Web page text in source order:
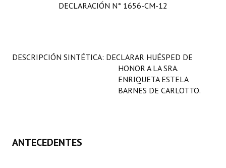
Comisiones Especiales
Carta Orgánica 2007
DECLARACIÓN N° 1656-CM-12
DESCRIPCIÓN SINTÉTICA: DECLARAR HUÉSPED DE
HONOR A LA SRA.
ENRIQUETA ESTELA
BARNES DE CARLOTTO.
ANTECEDENTES